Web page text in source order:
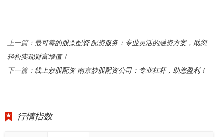
上一篇： 最可靠的股票配资 配资服务：专业灵活的融资方案，助您
轻松实现财富增值！
下一篇： 线上炒股配资 南京炒股配资公司：专业杠杆，助您盈利！
行情指数